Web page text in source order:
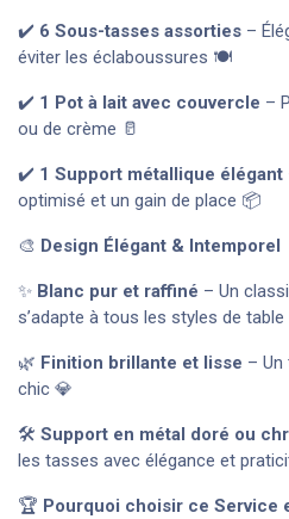
✔️ 6 Sous-tasses assorties –
éviter les éclaboussures 🍽️
✔️ 1 Pot à lait avec couvercle –
ou de crème 🥛
✔️ 1 Support métallique élégant
optimisé et un gain de place 📦
🎨 Design Élégant & Intemporel
✨ Blanc pur et raffiné – Un
s’adapte à tous les styles de table
🌿 Finition brillante et lisse –
chic 💎
🛠️ Support en métal doré ou
les tasses avec élégance et
🏆 Pourquoi choisir ce Service